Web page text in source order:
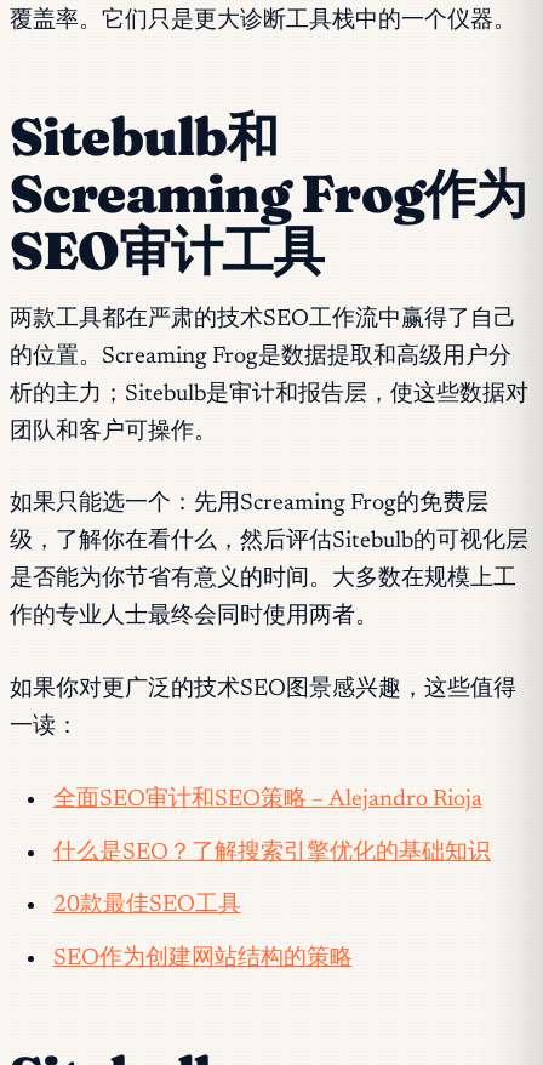
覆盖率。它们只是更大诊断工具栈中的一个仪器。
Sitebulb和
Screaming Frog作为
SEO审计工具
两款工具都在严肃的技术SEO工作流中赢得了自己
的位置。Screaming Frog是数据提取和高级用户分
析的主力；Sitebulb是审计和报告层，使这些数据对
团队和客户可操作。
如果只能选一个：先用Screaming Frog的免费层
级，了解你在看什么，然后评估Sitebulb的可视化层
是否能为你节省有意义的时间。大多数在规模上工
作的专业人士最终会同时使用两者。
如果你对更广泛的技术SEO图景感兴趣，这些值得
一读：
全面SEO审计和SEO策略 – Alejandro Rioja
什么是SEO？了解搜索引擎优化的基础知识
20款最佳SEO工具
SEO作为创建网站结构的策略